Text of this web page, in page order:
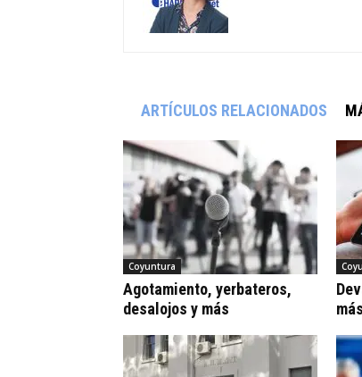
ARTÍCULOS RELACIONADOS
Coyuntura
Agotamiento, yerbateros,
desalojos y más
más